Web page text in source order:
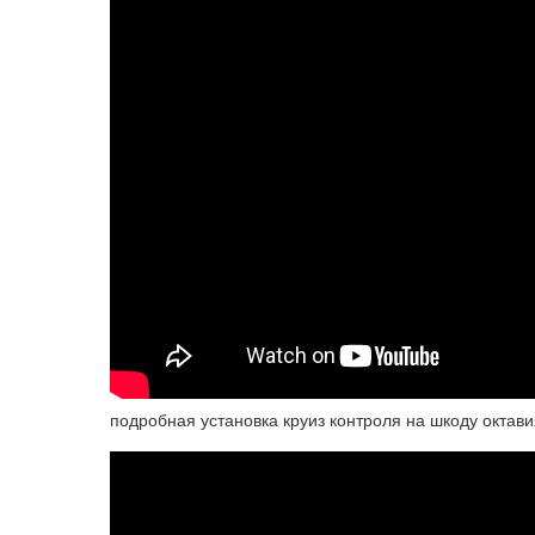
подробная установка круиз контроля на шкоду